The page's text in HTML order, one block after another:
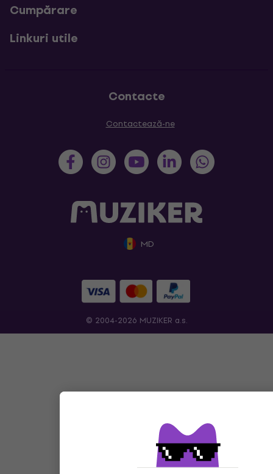
Cumpărare
Linkuri utile
Contacte
Contactează-ne
MD
© 2004-2026 MUZIKER a.s.